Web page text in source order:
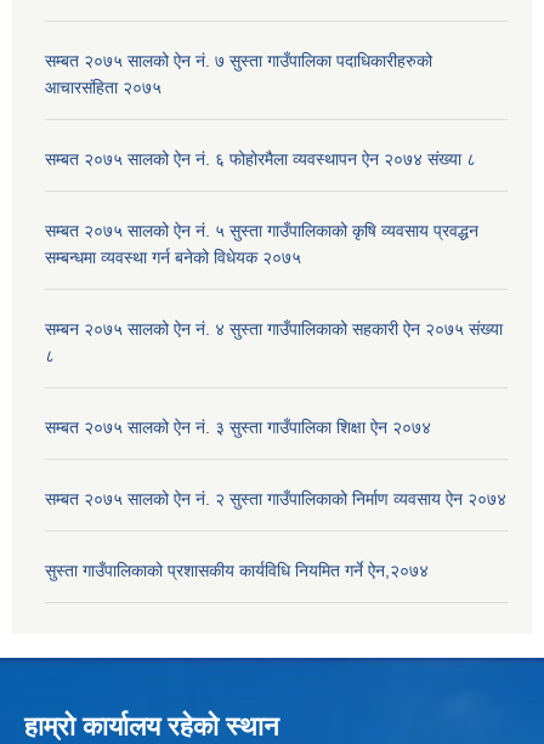
सम्बत २०७५ सालको ऐन नं. ७ सुस्ता गाउँपालिका पदाधिकारीहरुको
आचारसंहिता २०७५
सम्बत २०७५ सालको ऐन नं. ६ फोहोरमैला व्यवस्थापन ऐन २०७४ संख्या ८
सम्बत २०७५ सालको ऐन नं. ५ सुस्ता गाउँपालिकाको कृषि व्यवसाय प्रवद्धन
सम्बन्धमा व्यवस्था गर्न बनेको विधेयक २०७५
सम्बन २०७५ सालको ऐन नं. ४ सुस्ता गाउँपालिकाको सहकारी ऐन २०७५ संख्या
८
सम्बत २०७५ सालको ऐन नं. ३ सुस्ता गाउँपालिका शिक्षा ऐन २०७४
सम्बत २०७५ सालको ऐन नं. २ सुस्ता गाउँपालिकाको निर्माण व्यवसाय ऐन २०७४
सुस्ता गाउँपालिकाको प्रशासकीय कार्यविधि नियमित गर्ने ऐन,२०७४
हाम्रो कार्यालय रहेको स्थान